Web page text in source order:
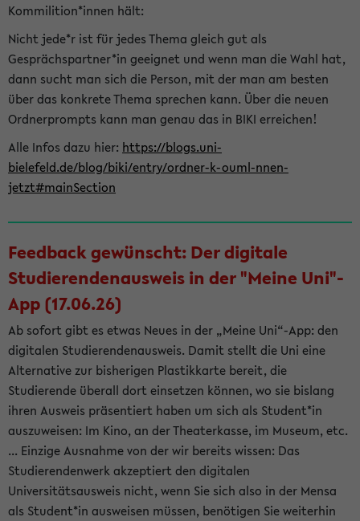
Kommilition*innen hält:
Nicht jede*r ist für jedes Thema gleich gut als
Gesprächspartner*in geeignet und wenn man die Wahl hat,
dann sucht man sich die Person, mit der man am besten
über das konkrete Thema sprechen kann. Über die neuen
Ordnerprompts kann man genau das in BIKI erreichen!
Alle Infos dazu hier: https://blogs.uni-
bielefeld.de/blog/biki/entry/ordner-k-ouml-nnen-
jetzt#mainSection
Feedback gewünscht: Der digitale
Studierendenausweis in der "Meine Uni"-
App (17.06.26)
Ab sofort gibt es etwas Neues in der „Meine Uni“-App: den
digitalen Studierendenausweis. Damit stellt die Uni eine
Alternative zur bisherigen Plastikkarte bereit, die
Studierende überall dort einsetzen können, wo sie bislang
ihren Ausweis präsentiert haben um sich als Student*in
auszuweisen: Im Kino, an der Theaterkasse, im Museum, etc.
... Einzige Ausnahme von der wir bereits wissen: Das
Studierendenwerk akzeptiert den digitalen
Universitätsausweis nicht, wenn Sie sich also in der Mensa
als Student*in ausweisen müssen, benötigen Sie weiterhin